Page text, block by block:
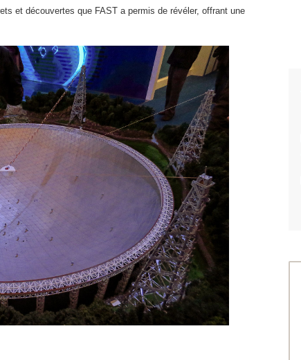
et découvertes que FAST a permis de révéler, offrant une